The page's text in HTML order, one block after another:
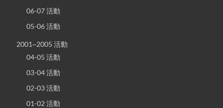
06-07 活動
05-06 活動
2001~2005 活動
04-05 活動
03-04 活動
02-03 活動
01-02 活動